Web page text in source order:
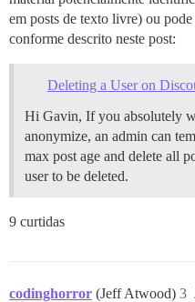
em posts de texto livre) ou
conforme descrito neste post:
Deleting a User on
Hi Gavin, If you absolutely
anonymize, an admin can
max post age and delete all
user to be deleted.
9 curtidas
codinghorror (Jeff Atwood) 3